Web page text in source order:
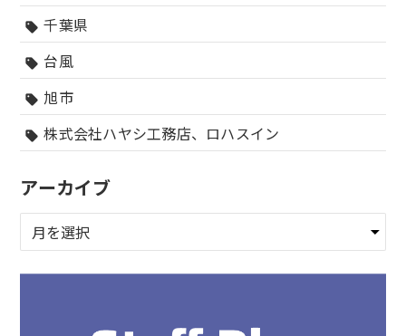
sell 千葉県
sell 台風
sell 旭市
sell 株式会社ハヤシ工務店、ロハスイン
アーカイブ